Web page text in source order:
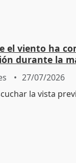
el viento ha
durante la
27/07/2026